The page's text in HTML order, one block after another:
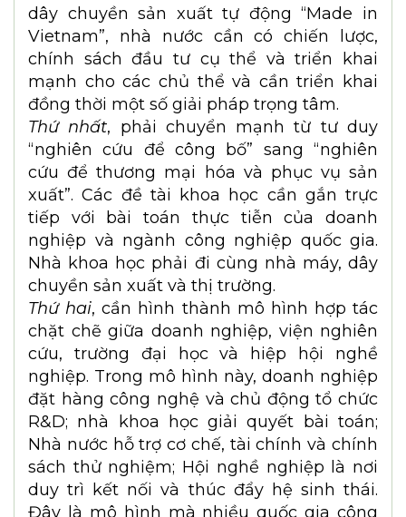
thức và nguồn lực thay vì hoạt động riêng
lẻ.
Theo ông, đâu là những rào cản lớn nhất
đang khiến nghiên cứu cơ bản chưa
chuyển hóa mạnh mẽ thành công nghệ
và sản phẩm “Made in Vietnam”?
TS. Đỗ Nguyên Hưng: Hiện nay chúng ta
vẫn đang đối mặt với nhiều điểm nghẽn.
Theo tôi, để tháo gỡ các nút thắt từ nay
đến tháng 6/2027 và hình thành được các
dây chuyền sản xuất tự động “Made in
Vietnam”, nhà nước cần có chiến lược,
chính sách đầu tư cụ thể và triển khai
mạnh cho các chủ thể và cần triển khai
đồng thời một số giải pháp trọng tâm.
Thứ nhất, phải chuyển mạnh từ tư duy
“nghiên cứu để công bố” sang “nghiên
cứu để thương mại hóa và phục vụ sản
xuất”. Các đề tài khoa học cần gắn trực
tiếp với bài toán thực tiễn của doanh
nghiệp và ngành công nghiệp quốc gia.
Nhà khoa học phải đi cùng nhà máy, dây
chuyền sản xuất và thị trường.